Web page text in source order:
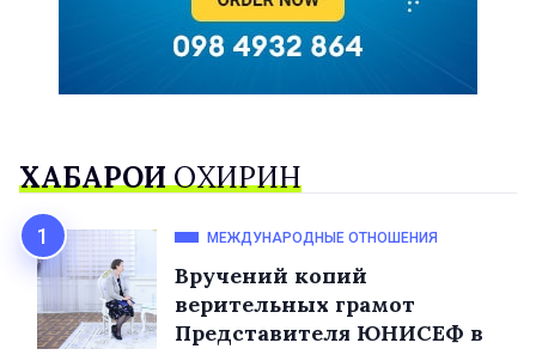
ХАБАРҲОИОХИРИН
МЕЖДУНАРОДНЫЕ ОТНОШЕНИЯ
Вручений копий
верительных грамот
Представителя ЮНИСЕФ в